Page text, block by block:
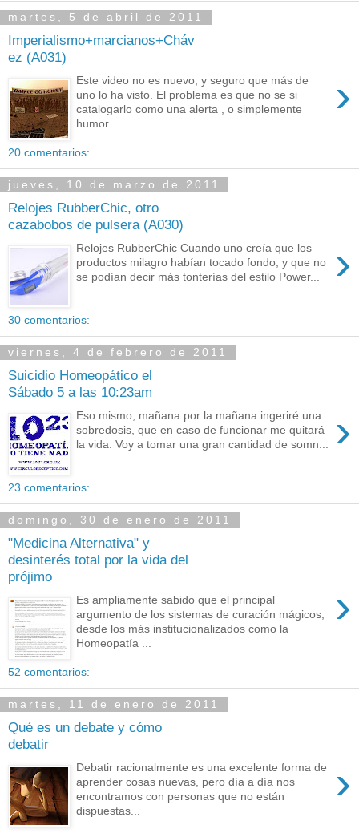
martes, 5 de abril de 2011
Imperialismo+marcianos+Cháv
ez (A031)
›
Este video no es nuevo, y seguro que más de
uno lo ha visto. El problema es que no se si
catalogarlo como una alerta , o simplemente
humor...
20 comentarios:
jueves, 10 de marzo de 2011
Relojes RubberChic, otro
cazabobos de pulsera (A030)
›
Relojes RubberChic Cuando uno creía que los
productos milagro habían tocado fondo, y que no
se podían decir más tonterías del estilo Power...
30 comentarios:
viernes, 4 de febrero de 2011
Suicidio Homeopático el
Sábado 5 a las 10:23am
›
Eso mismo, mañana por la mañana ingeriré una
sobredosis, que en caso de funcionar me quitará
la vida. Voy a tomar una gran cantidad de somn...
23 comentarios:
domingo, 30 de enero de 2011
"Medicina Alternativa" y
desinterés total por la vida del
prójimo
›
Es ampliamente sabido que el principal
argumento de los sistemas de curación mágicos,
desde los más institucionalizados como la
Homeopatía ...
52 comentarios:
martes, 11 de enero de 2011
Qué es un debate y cómo
debatir
›
Debatir racionalmente es una excelente forma de
aprender cosas nuevas, pero día a día nos
encontramos con personas que no están
dispuestas...